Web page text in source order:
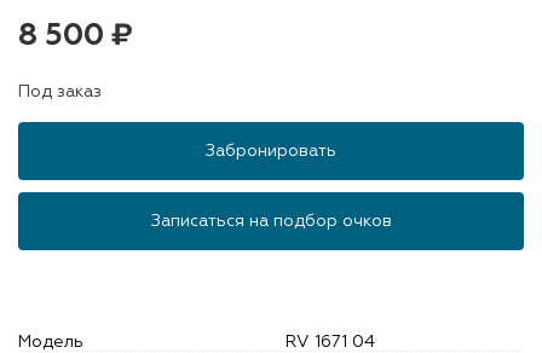
8 500 ₽
Под заказ
Забронировать
Записаться на подбор очков
Модель RV 1671 04